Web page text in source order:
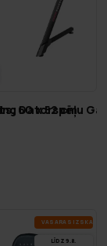
60 x 52 cm
Datorspēļu
VA­SA­RAS IZ­SKA­ŅA
LĪDZ 9.8.